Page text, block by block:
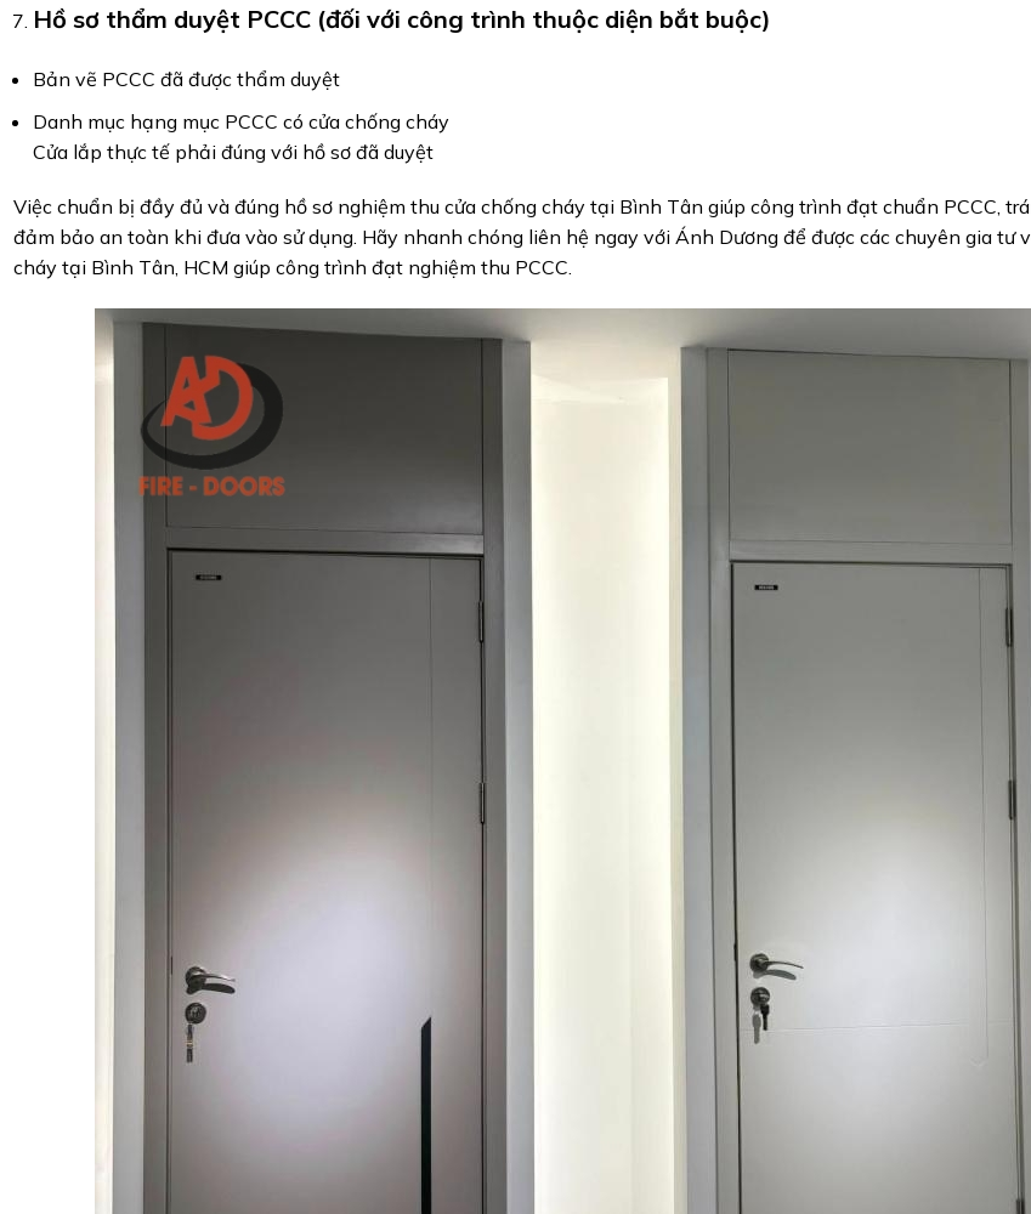
Hồ sơ thẩm duyệt PCCC (đối với công trình thuộc diện bắt buộc)
Bản vẽ PCCC đã được thẩm duyệt
Danh mục hạng mục PCCC có cửa chống cháy
Cửa lắp thực tế phải đúng với hồ sơ đã duyệt
Việc chuẩn bị đầy đủ và đúng hồ sơ nghiệm thu cửa chống cháy tại Bình Tân giúp công trình đạt chuẩn PCCC,
đảm bảo an toàn khi đưa vào sử dụng. Hãy nhanh chóng liên hệ ngay với Ánh Dương để được các chuyên gia tư
cháy tại Bình Tân, HCM giúp công trình đạt nghiệm thu PCCC.